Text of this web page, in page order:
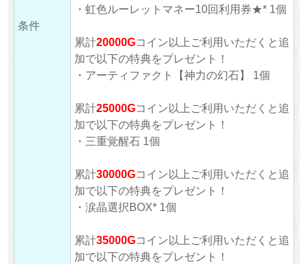
条件
・虹色ルーレットマネー10回利用券★* 1個
累計20000Gコイン以上ご利用いただくと追
加で以下の特典をプレゼント！
・アーティファクト【神力の幻石】 1個
累計25000Gコイン以上ご利用いただくと追
加で以下の特典をプレゼント！
・三重覚醒石 1個
累計30000Gコイン以上ご利用いただくと追
加で以下の特典をプレゼント！
・涙晶選択BOX* 1個
累計35000Gコイン以上ご利用いただくと追
加で以下の特典をプレゼント！